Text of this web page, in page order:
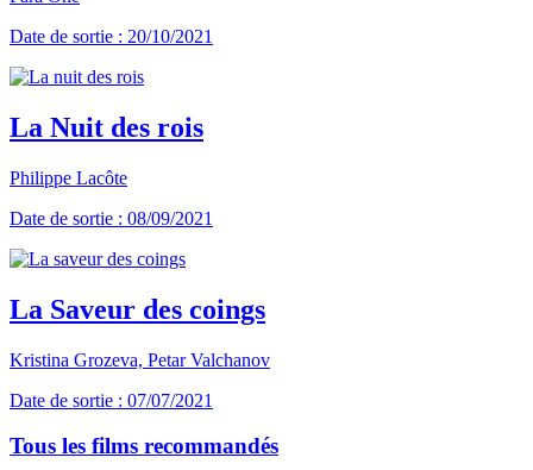
Date de sortie : 20/10/2021
La Nuit des rois
Philippe Lacôte
Date de sortie : 08/09/2021
La Saveur des coings
Kristina Grozeva, Petar Valchanov
Date de sortie : 07/07/2021
Tous les films recommandés